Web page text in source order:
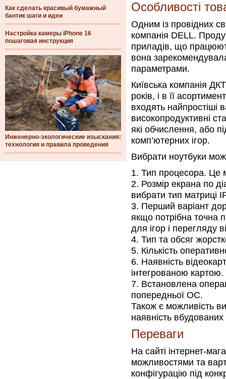
Как сделать красивый бумажный
бантик шаги и идеи
Настройка камеры iPhone 16
пошаговая инструкция
Инженерно-экологические изыскания:
технология и правила проведения
Особливості
Одним із провідних
компанія DELL.
приладів, що
вона
параметрами.
Київська компанія
років, і в її
входять найпростіші
високопродуктивні
які обчислення, або
комп’ютерних ігор.
Вибрати ноутбуки
Тип процесора. Це
Розмір екрана по
вибрати тип матриці
Перший варіант
якщо потрібна точна
для ігор і перегляду
Тип та обсяг
Кількість
Наявність
інтегрованою картою.
Встановлена
попередньої ОС.
Також є можливість
наявність
Переваги
На сайті інтернет-
можливостями та
конфігурацію під